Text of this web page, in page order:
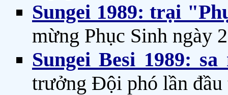
Sungei 1989: trại
mừng Phục Sinh ngày
Sungei Besi 1989:
trưởng Đội phó lần